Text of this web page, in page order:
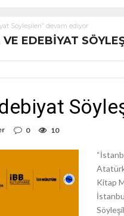
Söyleşileri” devam ediyor
EDEBIYAT
0 10
Kitap